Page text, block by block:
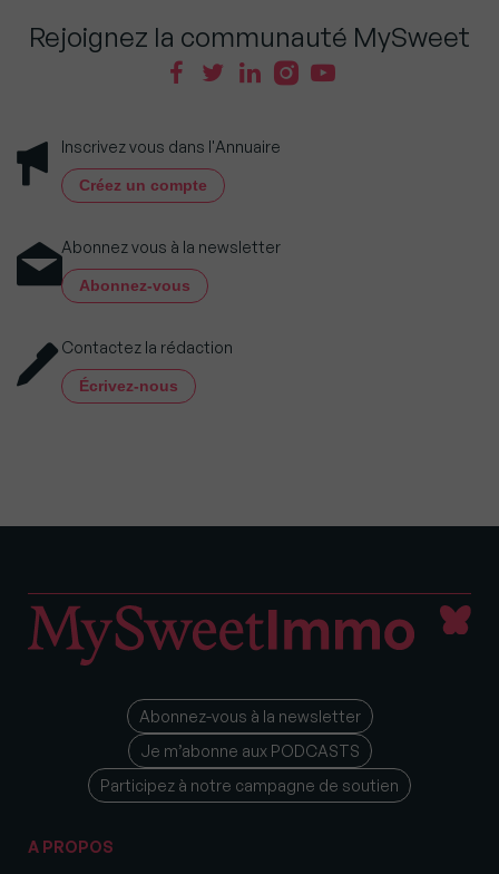
Rejoignez la communauté MySweet
Inscrivez vous dans l'Annuaire
Créez un compte
Abonnez vous à la newsletter
Abonnez-vous
Contactez la rédaction
Écrivez-nous
Abonnez-vous à la newsletter
Je m’abonne aux PODCASTS
Participez à notre campagne de soutien
A PROPOS